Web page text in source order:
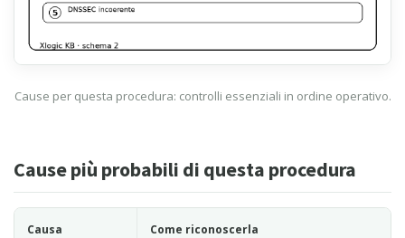
Cause per questa procedura: controlli essenziali in ordine operativo.
Cause più probabili di questa procedura
Causa Come riconoscerla